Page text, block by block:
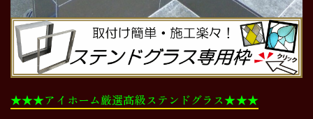
★★★アイホーム厳選高級ステンドグラス★★★